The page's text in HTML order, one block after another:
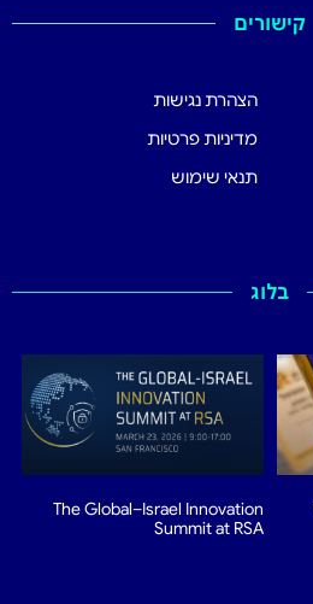
קישורים
הצהרת נגישות
מדיניות פרטיות
תנאי שימוש
בלוג
The Global–Israel Innovation
Summit at RSA